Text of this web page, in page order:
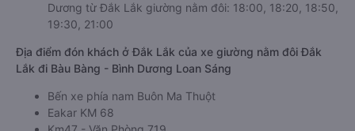
Dương từ Đắk Lắk giường nằm đôi: 18:00, 18:20, 18:50,
19:30, 21:00
Địa điểm đón khách ở Đắk Lắk của xe giường nằm đôi Đắk
Lắk đi Bàu Bàng - Bình Dương Loan Sáng
Bến xe phía nam Buôn Ma Thuột
Eakar KM 68